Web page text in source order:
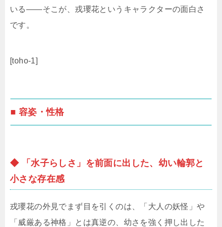
いる――そこが、戎瓔花というキャラクターの面白さ
です。
[toho-1]
■ 容姿・性格
◆ 「水子らしさ」を前面に出した、幼い輪郭と
小さな存在感
戎瓔花の外見でまず目を引くのは、「大人の妖怪」や
「威厳ある神格」とは真逆の、幼さを強く押し出した